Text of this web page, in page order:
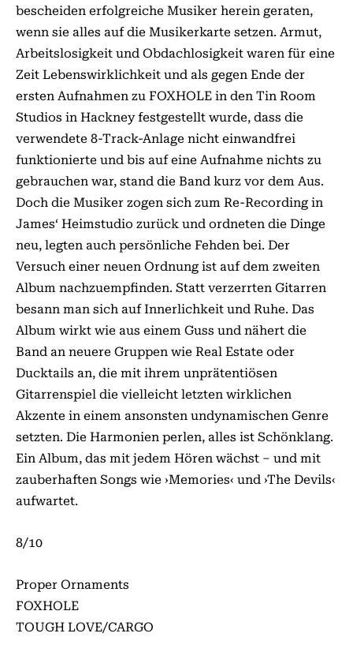
bescheiden erfolgreiche Musiker herein geraten,
wenn sie alles auf die Musikerkarte setzen. Armut,
Arbeitslosigkeit und Obdachlosigkeit waren für eine
Zeit Lebenswirklichkeit und als gegen Ende der
ersten Aufnah­men zu FOXHOLE in den Tin Room
Studios in Hackney festgestellt wurde, dass die
verwendete 8-Track-Anlage nicht einwandfrei
funktionierte und bis auf eine Aufnahme nichts zu
gebrauchen war, stand die Band kurz vor dem Aus.
Doch die Musiker zogen sich zum Re-Recording in
James‘ Heimstudio zurück und ordneten die Dinge
neu, legten auch persönliche Fehden bei. Der
Versuch einer neuen Ordnung ist auf dem zweiten
Album nachzuempfinden. Statt verzerrten Gitarren
besann man sich auf Innerlichkeit und Ruhe. Das
Album wirkt wie aus einem Guss und nähert die
Band an neuere Gruppen wie Real Estate oder
Ducktails an, die mit ihrem unprätentiösen
Gitarrenspiel die vielleicht letzten wirklichen
Akzente in einem ansonsten undynamischen Genre
setzten. Die Harmonien perlen, alles ist Schönklang.
Ein Album, das mit jedem Hören wächst – und mit
zauberhaften Songs wie ›Memories‹ und ›The Devils‹
aufwartet.
8/10
Proper Ornaments
FOXHOLE
TOUGH LOVE/CARGO